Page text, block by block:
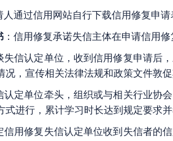
人通过信用网站自行下载信用修复申
：信用修复承诺失信主体在申请信用
失信认定单位，收到信用修复申请后
况，宣传相关法律法规和政策文件敦
认定单位牵头，组织或与相关行业协
式进行，累计学习时长达到规定要求并
信用修复失信认定单位收到失信者的